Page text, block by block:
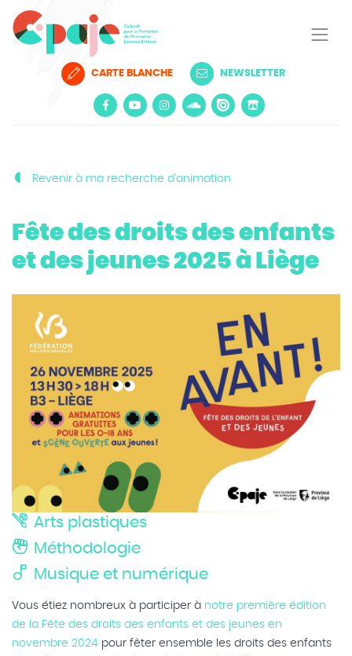
CARTE BLANCHE NEWSLETTER
Revenir à ma recherche d'animation
Fête des droits des enfants
et des jeunes 2025 à Liège
Arts plastiques
Méthodologie
Musique et numérique
Vous étiez nombreux à participer à notre première édition
de la Fête des droits des enfants et des jeunes en
novembre 2024 pour fêter ensemble les droits des enfants